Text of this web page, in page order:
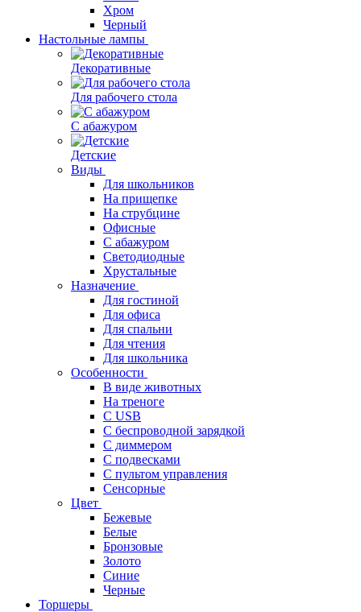
Хром
Черный
Настольные лампы
Декоративные
Для рабочего стола
С абажуром
Детские
Виды
Для школьников
На прищепке
На струбцине
Офисные
С абажуром
Светодиодные
Хрустальные
Назначение
Для гостиной
Для офиса
Для спальни
Для чтения
Для школьника
Особенности
В виде животных
На треноге
С USB
С беспроводной зарядкой
С диммером
С подвесками
С пультом управления
Сенсорные
Цвет
Бежевые
Белые
Бронзовые
Золото
Синие
Черные
Торшеры